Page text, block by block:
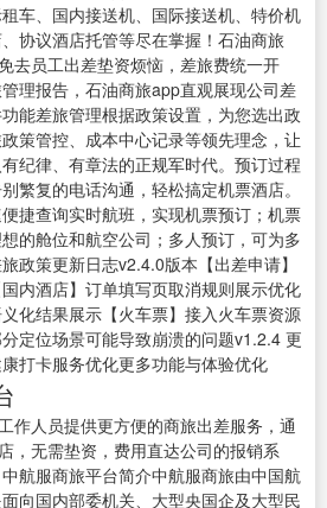
车、国内接送机、国际接送机、特价机
协议酒店托管等尽在掌握！石油商旅
去员工出差垫资烦恼，差旅费统一开
理报告，石油商旅app直观展现公司差
能差旅管理根据政策设置，为您选出政
策管控、成本中心记录等领先理念，让
纪律、有章法的正规军时代。预订过程
繁复的电话沟通，轻松搞定机票酒店。
捷查询实时航班，实现机票预订；机票
的舱位和航空公司；多人预订，可为多
政策更新日志v2.4.0版本【出差申请】
内酒店】订单填写页取消规则展示优化
义化结果展示【火车票】接入火车票资源
定位场景可能导致崩溃的问题v1.2.4 更
打卡服务优化更多功能与体验优化
作人员提供更方便的商旅出差服务，通
，无需垫资，费用直达公司的报销系
航服商旅平台简介中航服商旅由中国航
向国内部委机关、大型央国企及大型民